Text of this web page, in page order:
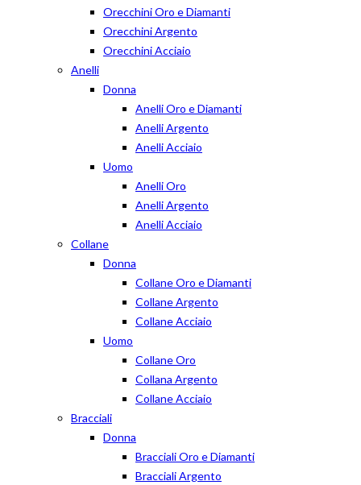
Orecchini Oro e Diamanti
Orecchini Argento
Orecchini Acciaio
Anelli
Donna
Anelli Oro e Diamanti
Anelli Argento
Anelli Acciaio
Uomo
Anelli Oro
Anelli Argento
Anelli Acciaio
Collane
Donna
Collane Oro e Diamanti
Collane Argento
Collane Acciaio
Uomo
Collane Oro
Collana Argento
Collane Acciaio
Bracciali
Donna
Bracciali Oro e Diamanti
Bracciali Argento